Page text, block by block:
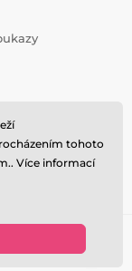
tohoto
Více informací